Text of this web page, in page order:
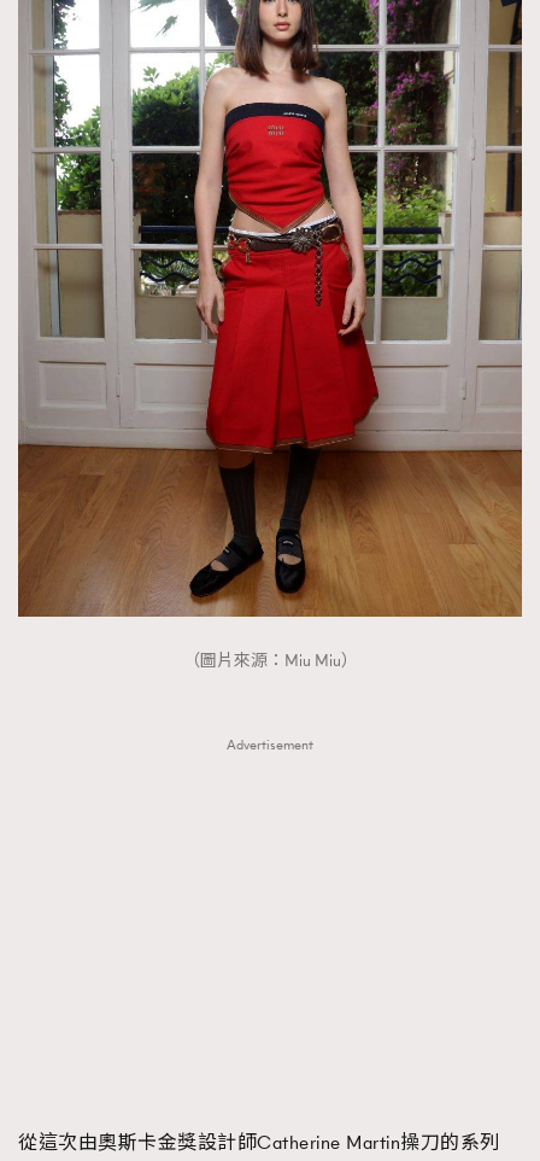
（圖片來源：Miu Miu）
Advertisement
從這次由奧斯卡金獎設計師Catherine Martin操刀的系列